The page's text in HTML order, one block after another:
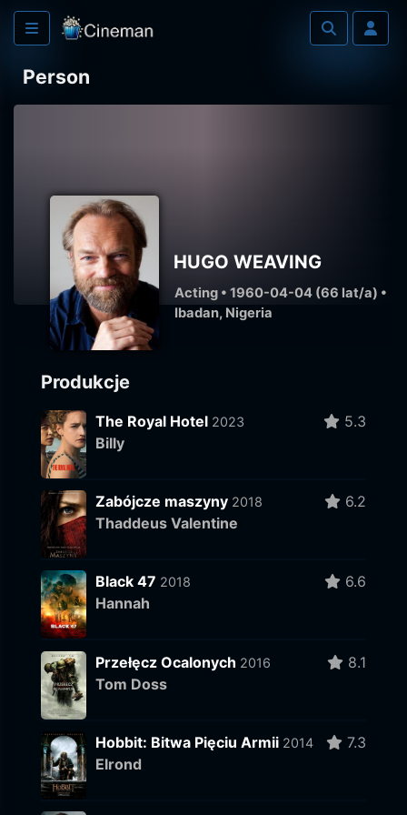
Person
HUGO WEAVING
Acting • 1960-04-04 (66 lat/a) •
Ibadan, Nigeria
Produkcje
The Royal Hotel 2023
Billy
5.3
Zabójcze maszyny 2018
Thaddeus Valentine
6.2
Black 47 2018
Hannah
6.6
Przełęcz Ocalonych 2016
Tom Doss
8.1
Hobbit: Bitwa Pięciu Armii 2014
Elrond
7.3